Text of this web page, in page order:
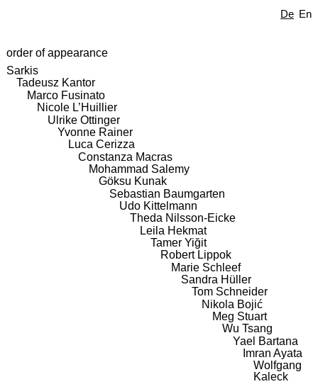
De En
order of appearance
Sarkis
Tadeusz Kantor
Marco Fusinato
Nicole L’Huillier
Ulrike Ottinger
Yvonne Rainer
Luca Cerizza
Constanza Macras
Mohammad Salemy
Göksu Kunak
Sebastian Baumgarten
Udo Kittelmann
Theda Nilsson-Eicke
Leila Hekmat
Tamer Yiğit
Robert Lippok
Marie Schleef
Sandra Hüller
Tom Schneider
Nikola Bojić
Meg Stuart
Wu Tsang
Yael Bartana
Imran Ayata
Wolfgang
Kaleck